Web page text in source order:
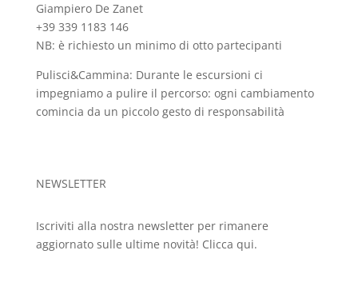
Giampiero De Zanet
+39 339 1183 146
NB: è richiesto un minimo di otto partecipanti
Pulisci&Cammina: Durante le escursioni ci
impegniamo a pulire il percorso: ogni cambiamento
comincia da un piccolo gesto di responsabilità
NEWSLETTER
Iscriviti alla nostra newsletter per rimanere
aggiornato sulle ultime novità! Clicca qui.